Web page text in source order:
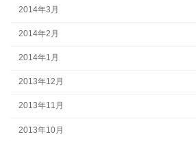
2014年3月
2014年2月
2014年1月
2013年12月
2013年11月
2013年10月